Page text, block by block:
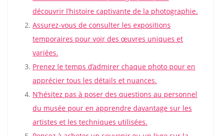
découvrir l’histoire captivante de la photographie.
Assurez-vous de consulter les expositions
temporaires pour voir des œuvres uniques et
variées.
Prenez le temps d’admirer chaque photo pour en
apprécier tous les détails et nuances.
N’hésitez pas à poser des questions au personnel
du musée pour en apprendre davantage sur les
artistes et les techniques utilisées.